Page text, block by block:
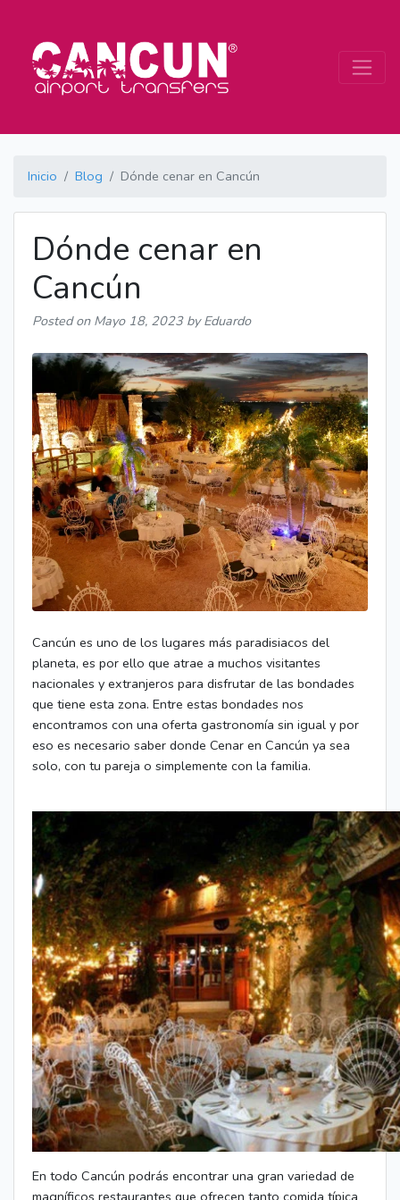
Inicio Blog Dónde cenar en Cancún
Dónde cenar en
Cancún
Posted on Mayo 18, 2023by Eduardo
Cancún es uno de los lugares más paradisiacos del
planeta, es por ello que atrae a muchos visitantes
nacionales y extranjeros para disfrutar de las bondades
que tiene esta zona. Entre estas bondades nos
encontramos con una oferta gastronomía sin igual y por
eso es necesario saber donde Cenar en Cancún ya sea
solo, con tu pareja o simplemente con la familia.
En todo Cancún podrás encontrar una gran variedad de